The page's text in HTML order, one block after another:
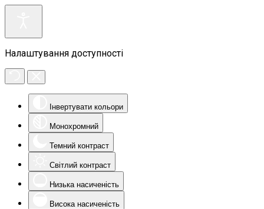
Налаштування доступності
Інвертувати кольори
Монохромний
Темний контраст
Світлий контраст
Низька насиченість
Висока насиченість